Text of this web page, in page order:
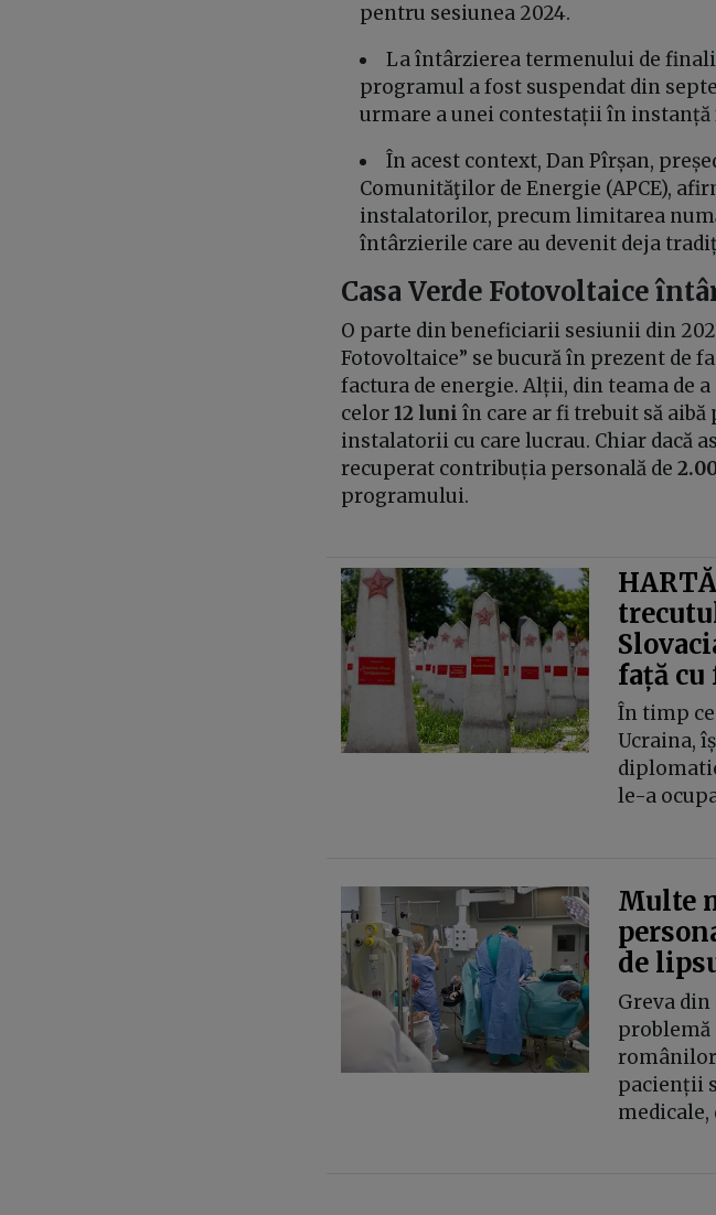
pentru sesiunea 2024.
La întârzierea termenului de
programul a fost suspendat din
urmare a unei contestații în instanță
În acest context, Dan Pîrșan,
Comunităţilor de Energie (APCE),
instalatorilor, precum limitarea
întârzierile care au devenit deja
Casa Verde Fotovoltaice
O parte din beneficiarii sesiunii din
Fotovoltaice” se bucură în prezent de
factura de energie. Alții, din teama de
celor12 luni în care ar fi trebuit să
instalatorii cu care lucrau. Chiar dacă
recuperat contribuția personală de
programului.
față cu
În timp
Ucraina,
le-a
Multe
de
Greva
pacienții
medicale,